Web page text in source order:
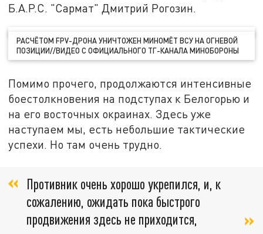
Б.А.Р.С. "Сармат" Дмитрий Рогозин.
РАСЧЁТОМ FPV-ДРОНА УНИЧТОЖЕН МИНОМЁТ ВСУ НА ОГНЕВОЙ
ПОЗИЦИИ//ВИДЕО С ОФИЦИАЛЬНОГО ТГ-КАНАЛА МИНОБОРОНЫ
Помимо прочего, продолжаются интенсивные
боестолкновения на подступах к Белогорью и
на его восточных окраинах. Здесь уже
наступаем мы, есть небольшие тактические
успехи. Но там очень трудно.
Противник очень хорошо укрепился, и, к
сожалению, ожидать пока быстрого
продвижения здесь не приходится,